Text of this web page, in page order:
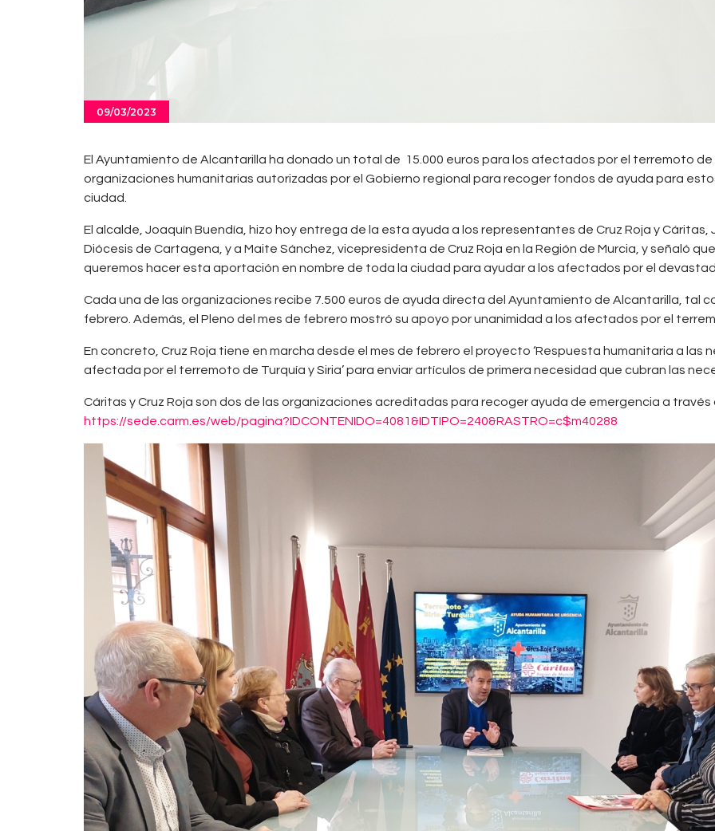
09/03/2023
El Ayuntamiento de Alcantarilla ha donado un total de 15.000 euros para los afectados por el terremoto de
organizaciones humanitarias autorizadas por el Gobierno regional para recoger fondos de ayuda para
ciudad.
El alcalde, Joaquín Buendía, hizo hoy entrega de la esta ayuda a los representantes de Cruz Roja y
Diócesis de Cartagena, y a Maite Sánchez, vicepresidenta de Cruz Roja en la Región de Murcia, y señaló
queremos hacer esta aportación en nombre de toda la ciudad para ayudar a los afectados por el
Cada una de las organizaciones recibe 7.500 euros de ayuda directa del Ayuntamiento de Alcantarilla, tal
febrero. Además, el Pleno del mes de febrero mostró su apoyo por unanimidad a los afectados por el
En concreto, Cruz Roja tiene en marcha desde el mes de febrero el proyecto ‘Respuesta humanitaria a
afectada por el terremoto de Turquía y Siria’ para enviar artículos de primera necesidad que cubran las
Cáritas y Cruz Roja son dos de las organizaciones acreditadas para recoger ayuda de emergencia a
https://sede.carm.es/web/pagina?IDCONTENIDO=4081&IDTIPO=240&RASTRO=c$m40288